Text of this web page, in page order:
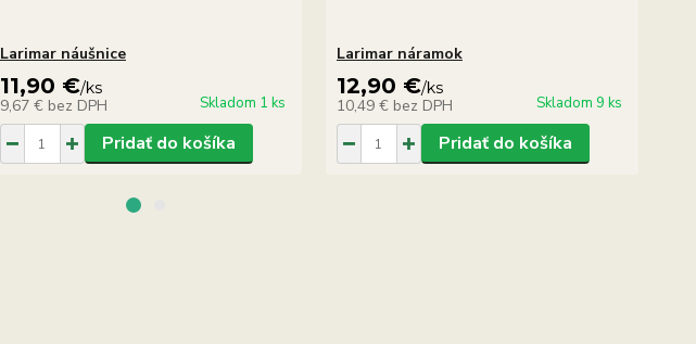
Larimar náušnice
11,90 €/ks
9,67 € bez DPH Skladom 1 ks
Pridať do košíka
Larimar náramok
12,90 €/ks
10,49 € bez DPH Skladom 9 ks
Pridať do košíka